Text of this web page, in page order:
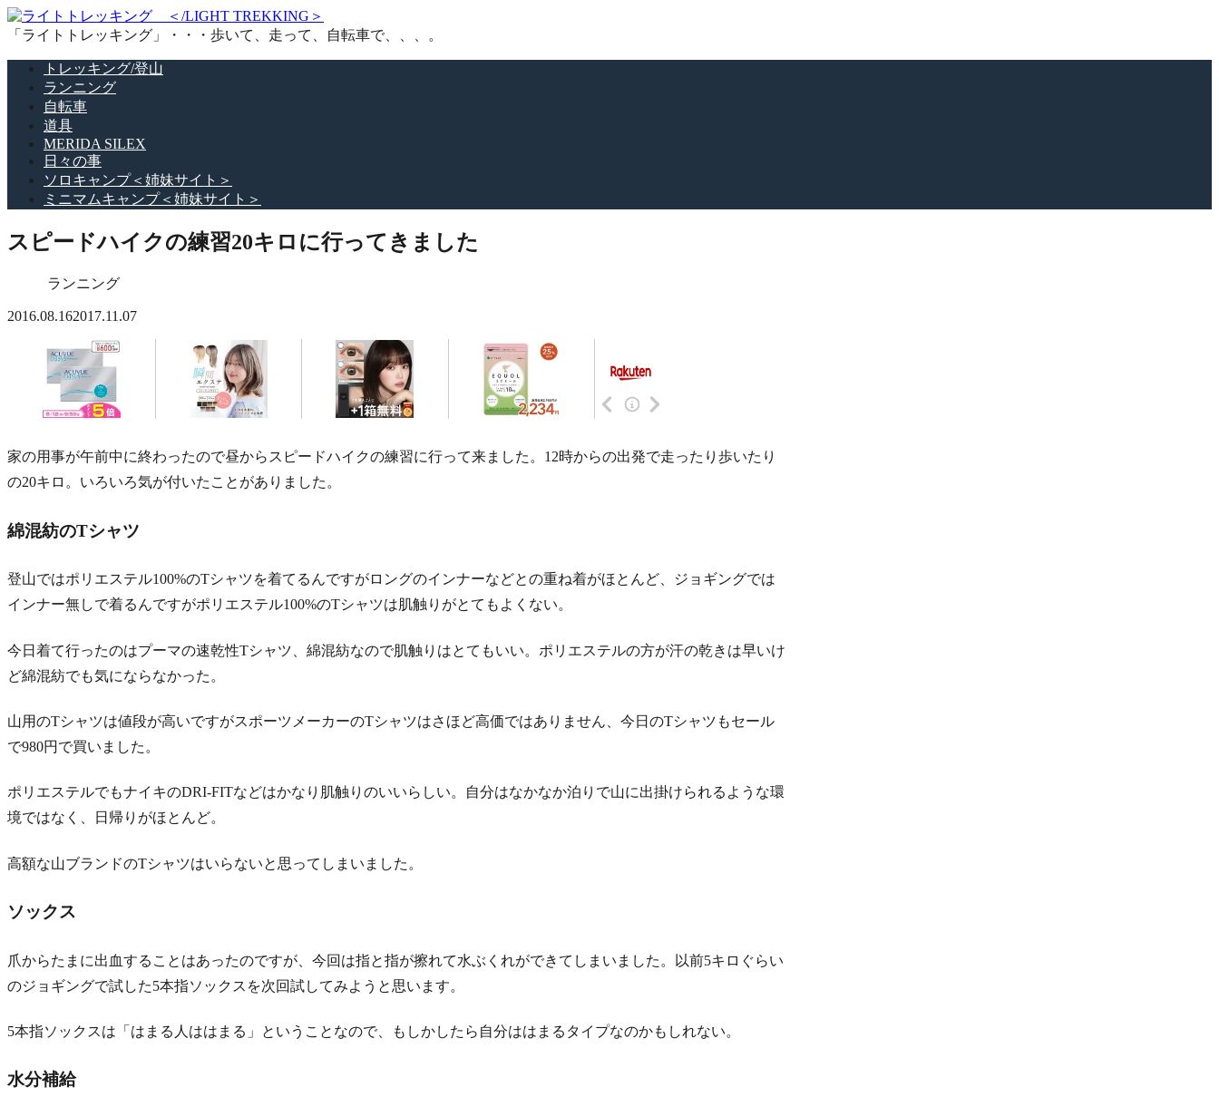
「ライトトレッキング」・・・歩いて、走って、自転車で、、、。
トレッキング/登山
ランニング
自転車
道具
MERIDA SILEX
日々の事
ソロキャンプ＜姉妹サイト＞
ミニマムキャンプ＜姉妹サイト＞
スピードハイクの練習20キロに行ってきました
ランニング
2016.08.162017.11.07
家の用事が午前中に終わったので昼からスピードハイクの練習に行って来ました。12時からの出発で走ったり歩いたり
の20キロ。いろいろ気が付いたことがありました。
綿混紡のTシャツ
登山ではポリエステル100%のTシャツを着てるんですがロングのインナーなどとの重ね着がほとんど、ジョギングでは
インナー無しで着るんですがポリエステル100%のTシャツは肌触りがとてもよくない。
今日着て行ったのはプーマの速乾性Tシャツ、綿混紡なので肌触りはとてもいい。ポリエステルの方が汗の乾きは早いけ
ど綿混紡でも気にならなかった。
山用のTシャツは値段が高いですがスポーツメーカーのTシャツはさほど高価ではありません、今日のTシャツもセール
で980円で買いました。
ポリエステルでもナイキのDRI-FITなどはかなり肌触りのいいらしい。自分はなかなか泊りで山に出掛けられるような環
境ではなく、日帰りがほとんど。
高額な山ブランドのTシャツはいらないと思ってしまいました。
ソックス
爪からたまに出血することはあったのですが、今回は指と指が擦れて水ぶくれができてしまいました。以前5キロぐらい
のジョギングで試した5本指ソックスを次回試してみようと思います。
5本指ソックスは「はまる人ははまる」ということなので、もしかしたら自分ははまるタイプなのかもしれない。
水分補給